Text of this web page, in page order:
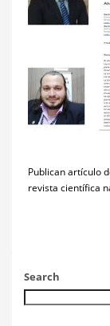
Publican artículo
revista científica
Search